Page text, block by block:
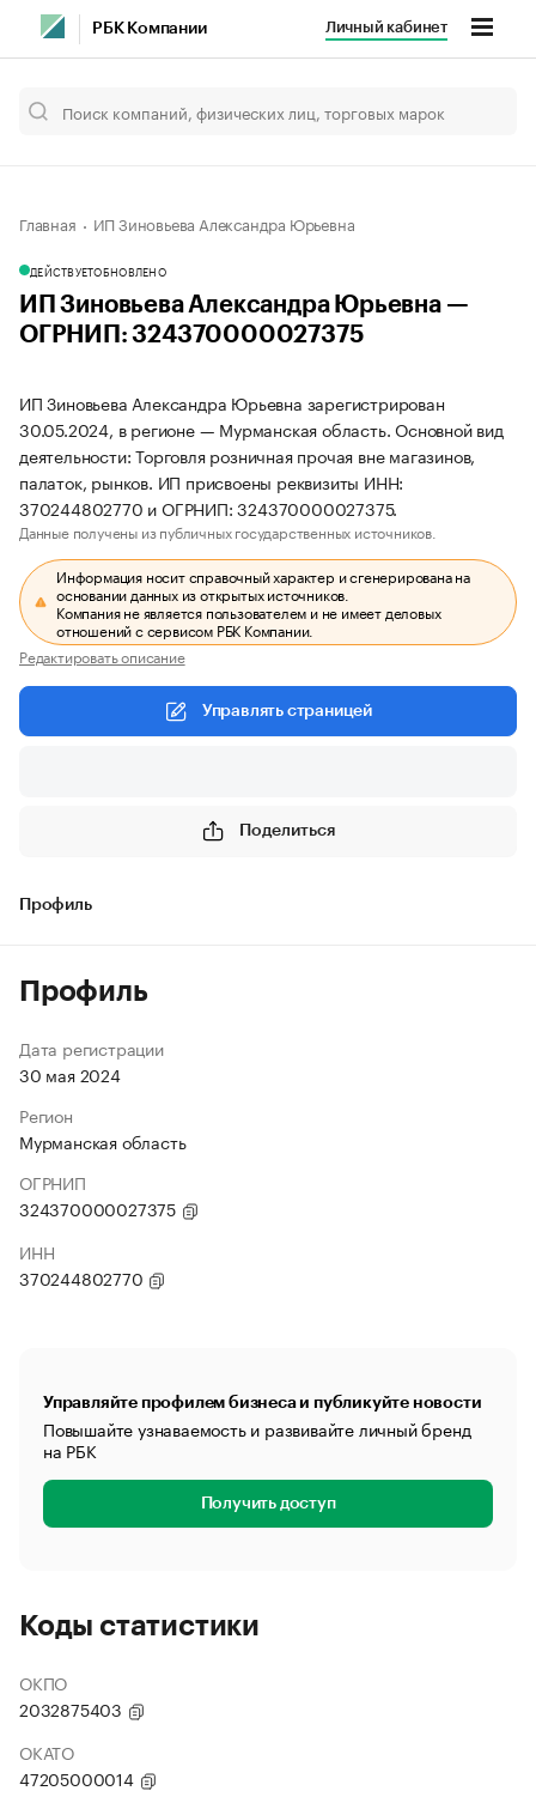
РБК Компании Личный кабинет
Главная ИП Зиновьева Александра Юрьевна
ДЕЙСТВУЕТОБНОВЛЕНО
ИП Зиновьева Александра Юрьевна —
ОГРНИП: 324370000027375
ИП Зиновьева Александра Юрьевна зарегистрирован
30.05.2024, в регионе — Мурманская область. Основной вид
деятельности: Торговля розничная прочая вне магазинов,
палаток, рынков. ИП присвоены реквизиты ИНН:
370244802770 и ОГРНИП: 324370000027375.
Данные получены из публичных государственных источников.
Информация носит справочный характер и сгенерирована на
основании данных из открытых источников.
Компания не является пользователем и не имеет деловых
отношений с сервисом РБК Компании.
Редактировать описание
Управлять страницей
Поделиться
Профиль
Профиль
Дата регистрации
30 мая 2024
Регион
Мурманская область
ОГРНИП
324370000027375
ИНН
370244802770
Управляйте профилем бизнеса и публикуйте новости
Повышайте узнаваемость и развивайте личный бренд
на РБК
Получить доступ
Коды статистики
ОКПО
2032875403
ОКАТО
47205000014